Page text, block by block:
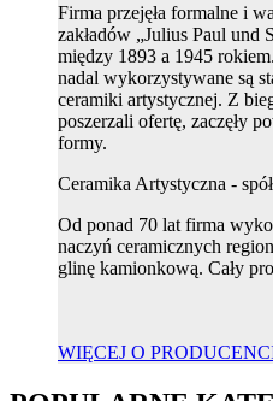
Firma przejęła formalne i
zakładów „Julius Paul und
między 1893 a 1945
nadal wykorzystywane są
ceramiki artystycznej. Z
poszerzali ofertę, zaczęły
formy.
Ceramika Artystyczna -
Od ponad 70 lat firma
naczyń ceramicznych
glinę kamionkową. Cały
WIĘCEJ O